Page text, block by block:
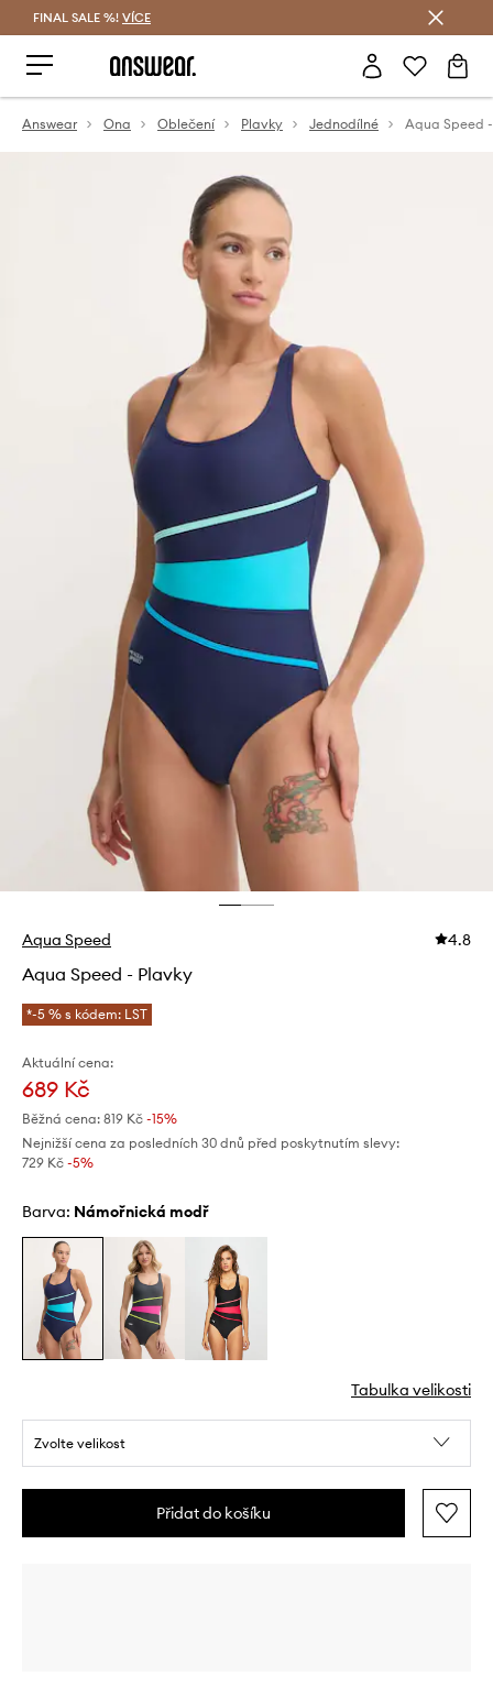
FINAL SALE %! VÍCE
Answear Ona Oblečení Plavky Jednodílné Aqua Speed
Aqua Speed 4.8
Aqua Speed - Plavky
*-5 % s kódem: LST
Aktuální cena:
689 Kč
Běžná cena: 819 Kč -15%
Nejnižší cena za posledních 30 dnů před poskytnutím slevy:
729 Kč -5%
Barva: námořnická modř
Tabulka velikosti
Zvolte velikost
Přidat do košíku